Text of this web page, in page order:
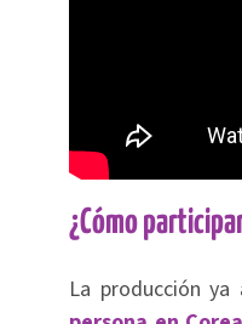
¿Cómo
La producción